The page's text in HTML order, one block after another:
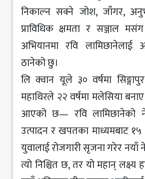
निकाल्न सक्ने जोश, जाँगर,
प्राविधिक क्षमता र सञ्जाल
अभियानमा रवि लामिछानेलाई
ठानेको छु।
लि क्वान यूले ३० वर्षमा
महाथिरले २२ वर्षमा मलेसिया
आएको छ— रवि लामिछानेको
उत्पादन र खपतका माध्यमबाट १५
युवालाई रोजगारी सृजना गरेर नयाँ
त्यो निश्चित छ, तर यो महान् लक्ष्य